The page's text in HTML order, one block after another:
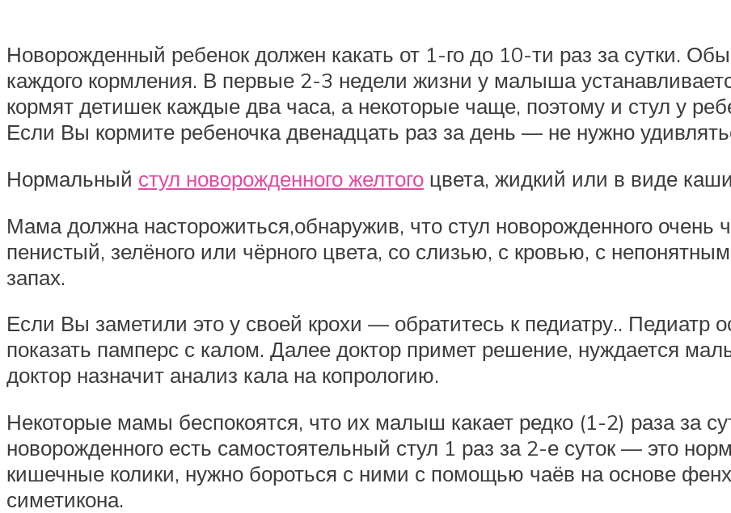
Новорожденный ребенок должен какать от 1-го до 10-ти раз за сутки.
каждого кормления. В первые 2-3 недели жизни у малыша
кормят детишек каждые два часа, а некоторые чаще, поэтому и стул у
Если Вы кормите ребеночка двенадцать раз за день — не нужно
Нормальный стул новорожденного желтого цвета, жидкий или в виде
Мама должна насторожиться,обнаружив, что стул новорожденного очень
пенистый, зелёного или чёрного цвета, со слизью, с кровью, с
запах.
Если Вы заметили это у своей крохи — обратитесь к педиатру.. Педиатр
показать памперс с калом. Далее доктор примет решение, нуждается
доктор назначит анализ кала на копрологию.
Некоторые мамы беспокоятся, что их малыш какает редко (1-2) раза за
новорожденного есть самостоятельный стул 1 раз за 2-е суток — это
кишечные колики, нужно бороться с ними с помощью чаёв на основе
симетикона.